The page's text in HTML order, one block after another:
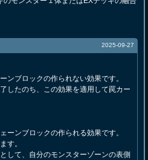
2025-09-27
ンブロックの作られない効果です。
したのち、この効果を適用して罠カー
ーンブロックの作られる効果です。
す。
して、自分のモンスターゾーンの表側